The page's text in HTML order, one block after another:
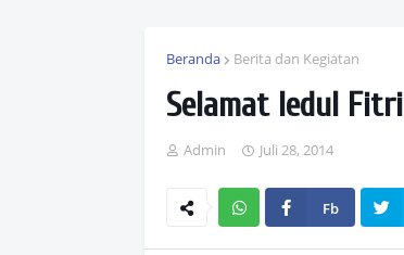
Beranda Berita dan Kegiatan
Selamat Iedul
Admin Juli 28, 2014
Wh
Fb